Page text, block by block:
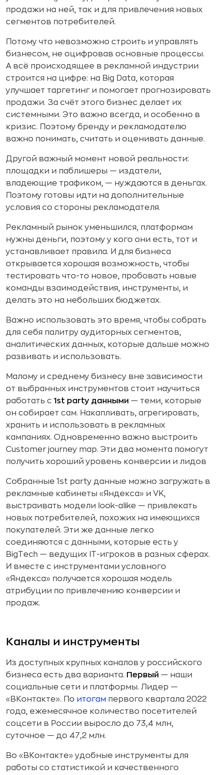
продажи на ней, так и для привлечения новых
сегментов потребителей.
Потому что невозможно строить и управлять
бизнесом, не оцифровав основные процессы.
А всё происходящее в рекламной индустрии
строится на цифре: на Big Data, которая
улучшает таргетинг и помогает прогнозировать
продажи. За счёт этого бизнес делает их
системными. Это важно всегда, и особенно в
кризис. Поэтому бренду и рекламодателю
важно понимать, считать и оценивать данные.
Другой важный момент новой реальности:
площадки и паблишеры — издатели,
владеющие трафиком, — нуждаются в деньгах.
Поэтому готовы идти на дополнительные
условия со стороны рекламодателя.
Рекламный рынок уменьшился, платформам
нужны деньги, поэтому у кого они есть, тот и
устанавливает правила. И для бизнеса
открывается хорошая возможность, чтобы
тестировать что-то новое, пробовать новые
команды взаимодействия, инструменты, и
делать это на небольших бюджетах.
Важно использовать это время, чтобы собрать
для себя палитру аудиторных сегментов,
аналитических данных, которые дальше можно
развивать и использовать.
Малому и среднему бизнесу вне зависимости
от выбранных инструментов стоит научиться
работать с 1st party данными — теми, которые
он собирает сам. Накапливать, агрегировать,
хранить и использовать в рекламных
кампаниях. Одновременно важно выстроить
Customer journey map. Эти два момента помогут
получить хороший уровень конверсии и лидов
Собранные 1st party данные можно загружать в
рекламные кабинеты «Яндекса» и VK,
выстраивать модели look-alike — привлекать
новых потребителей, похожих на имеющихся
покупателей. Эти же данные легко
соединяются с данными, которые есть у
BigTech — ведущих IT-игроков в разных сферах.
И вместе с инструментами условного
«Яндекса» получается хорошая модель
атрибуции по привлечению конверсии и
продаж.
Каналы и инструменты
Из доступных крупных каналов у российского
бизнеса есть два варианта. Первый — наши
социальные сети и платформы. Лидер —
«ВКонтакте». По итогам первого квартала 2022
года, ежемесячное количество посетителей
соцсети в России выросло до 73,4 млн,
суточное — до 47,2 млн.
Во «ВКонтакте» удобные инструменты для
работы со статистикой и качественного